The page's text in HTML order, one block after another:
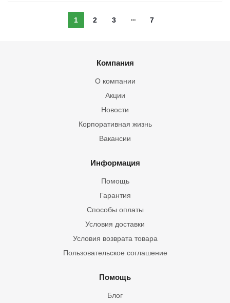
1 2 3 7
Компания
О компании
Акции
Новости
Корпоративная жизнь
Вакансии
Информация
Помощь
Гарантия
Способы оплаты
Условия доставки
Условия возврата товара
Пользовательское соглашение
Помощь
Блог